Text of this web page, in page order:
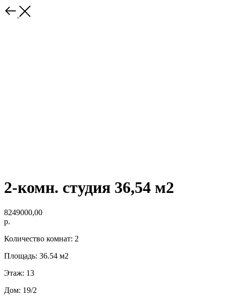
2-комн. студия 36,54 м2
8249000,00
р.
Количество комнат: 2
Площадь: 36.54 м2
Этаж: 13
Дом: 19/2